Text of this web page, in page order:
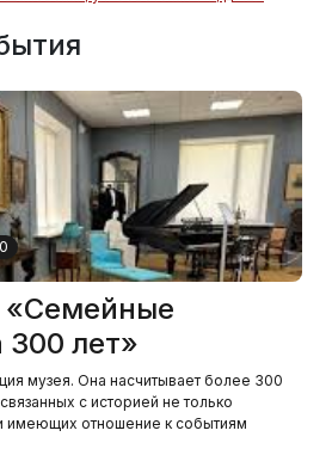
«Семейные
300 лет»
музея. Она насчитывает более 300
с историей не только
имеющих отношение к событиям